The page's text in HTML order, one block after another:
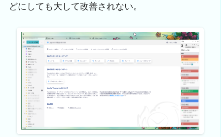
どにしても大して改善されない。